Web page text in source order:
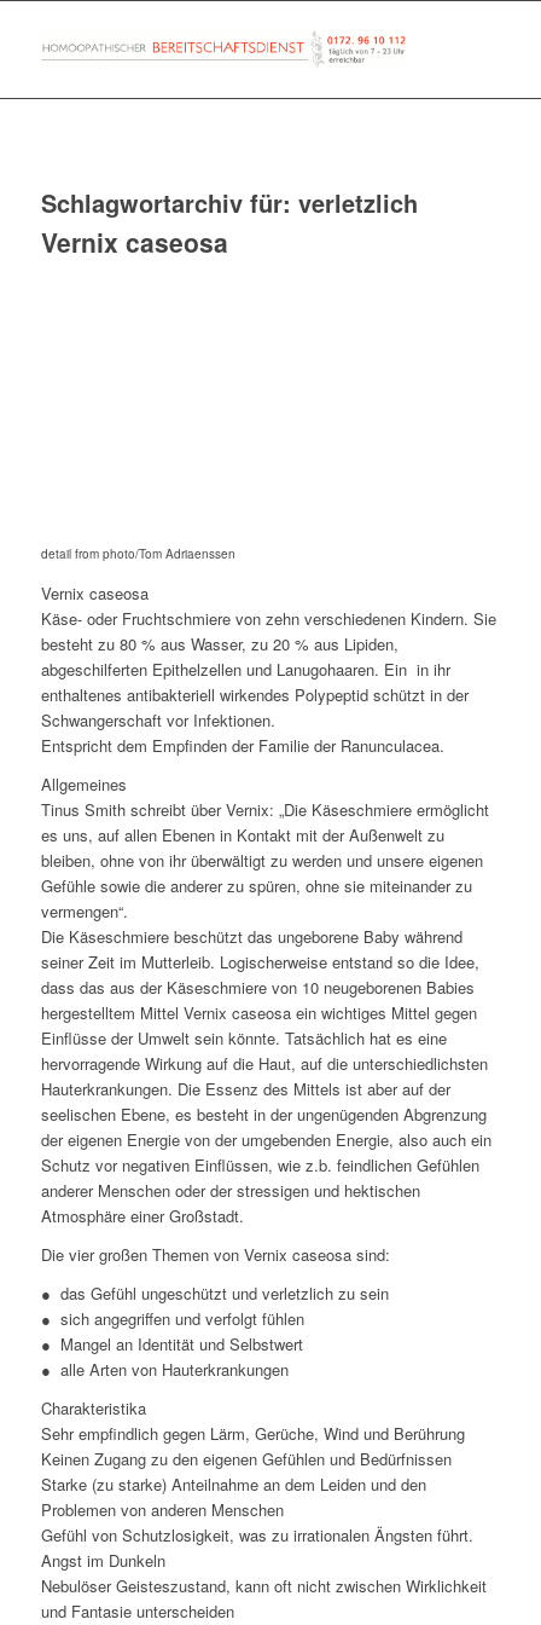
Schlagwortarchiv für: verletzlich
Vernix caseosa
detail from photo/Tom Adriaenssen
Vernix caseosa
Käse- oder Fruchtschmiere von zehn verschiedenen Kindern. Sie
besteht zu 80 % aus Wasser, zu 20 % aus Lipiden,
abgeschilferten Epithelzellen und Lanugohaaren. Ein in ihr
enthaltenes antibakteriell wirkendes Polypeptid schützt in der
Schwangerschaft vor Infektionen.
Entspricht dem Empfinden der Familie der Ranunculacea.
Allgemeines
Tinus Smith schreibt über Vernix: „Die Käseschmiere ermöglicht
es uns, auf allen Ebenen in Kontakt mit der Außenwelt zu
bleiben, ohne von ihr überwältigt zu werden und unsere eigenen
Gefühle sowie die anderer zu spüren, ohne sie miteinander zu
vermengen“.
Die Käseschmiere beschützt das ungeborene Baby während
seiner Zeit im Mutterleib. Logischerweise entstand so die Idee,
dass das aus der Käseschmiere von 10 neugeborenen Babies
hergestelltem Mittel Vernix caseosa ein wichtiges Mittel gegen
Einflüsse der Umwelt sein könnte. Tatsächlich hat es eine
hervorragende Wirkung auf die Haut, auf die unterschiedlichsten
Hauterkrankungen. Die Essenz des Mittels ist aber auf der
seelischen Ebene, es besteht in der ungenügenden Abgrenzung
der eigenen Energie von der umgebenden Energie, also auch ein
Schutz vor negativen Einflüssen, wie z.b. feindlichen Gefühlen
anderer Menschen oder der stressigen und hektischen
Atmosphäre einer Großstadt.
Die vier großen Themen von Vernix caseosa sind:
● das Gefühl ungeschützt und verletzlich zu sein
● sich angegriffen und verfolgt fühlen
● Mangel an Identität und Selbstwert
● alle Arten von Hauterkrankungen
Charakteristika
Sehr empfindlich gegen Lärm, Gerüche, Wind und Berührung
Keinen Zugang zu den eigenen Gefühlen und Bedürfnissen
Starke (zu starke) Anteilnahme an dem Leiden und den
Problemen von anderen Menschen
Gefühl von Schutzlosigkeit, was zu irrationalen Ängsten führt.
Angst im Dunkeln
Nebulöser Geisteszustand, kann oft nicht zwischen Wirklichkeit
und Fantasie unterscheiden